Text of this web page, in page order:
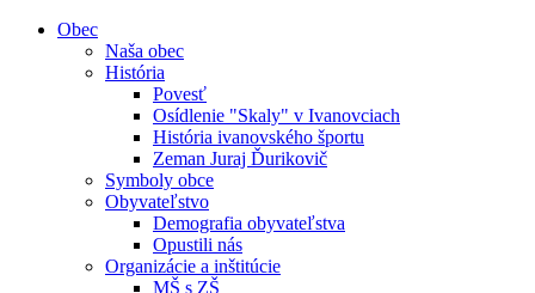
Obec
Naša obec
História
Povesť
Osídlenie "Skaly" v Ivanovciach
História ivanovského športu
Zeman Juraj Ďurikovič
Symboly obce
Obyvateľstvo
Demografia obyvateľstva
Opustili nás
Organizácie a inštitúcie
MŠ s ZŠ